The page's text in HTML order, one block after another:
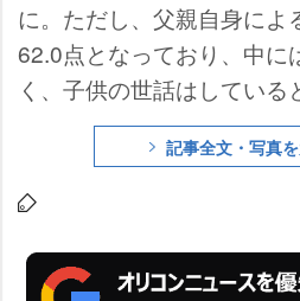
に。ただし、父親自身によ
62.0点となっており、中に
く、子供の世話はしてい
ほど遊んであげていないよ
30代)、「安定した収入が
で、家長としての義務を果
頭を悩ませる父親の姿も見
記事全文・写真